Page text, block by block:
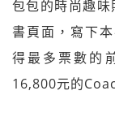
包包的時尚趣味
書頁面，寫下
得最多票數的
16,800元的